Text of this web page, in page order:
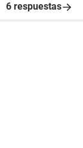
6 respuestas